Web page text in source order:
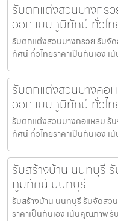
รับตกแต่งสวนบางกร
ออกแบบภูมิทัศน์ ทั่วไท
รับตกแต่งสวนบางกรวย รับ
ทัศน์ ทั่วไทยราคาเป็นกันเอง
รับตกแต่งสวนบางคอ
ออกแบบภูมิทัศน์ ทั่วไท
รับตกแต่งสวนบางคอแหลม
ทัศน์ ทั่วไทยราคาเป็นกันเอง
รับสร้างบ้าน นนทบุรี
ภูมิทัศน์ นนทบุรี
รับสร้างบ้าน นนทบุรี รับจัดส
ราคาเป็นกันเอง เน้นคุณภาพ